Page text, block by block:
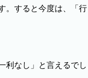
。すると今度は、「
なし」と言えるで